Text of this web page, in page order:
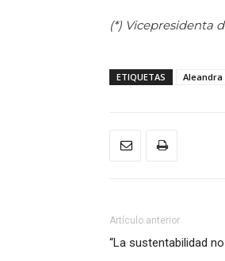
(*) Vicepresidenta
ETIQUETAS Aleandra
Artículo anterior
“La sustentabilidad